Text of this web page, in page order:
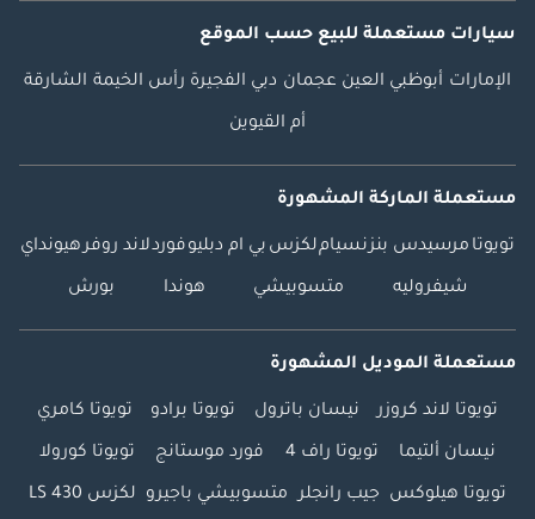
سيارات مستعملة للبيع حسب الموقع
الإمارات أبوظبي العين عجمان دبي الفجيرة رأس الخيمة الشارقة
أم القيوين
مستعملة الماركة المشهورة
تويوتا مرسيدس بنزنسياملكزس بي ام دبليوفوردلاند روفرهيونداي
شيفروليه متسوبيشي هوندا بورش
مستعملة الموديل المشهورة
تويوتا لاند كروزر نيسان باترول تويوتا برادو تويوتا كامري
نيسان ألتيما تويوتا راف 4 فورد موستانج تويوتا كورولا
تويوتا هيلوكس جيب رانجلر متسوبيشي باجيرو لكزس LS 430